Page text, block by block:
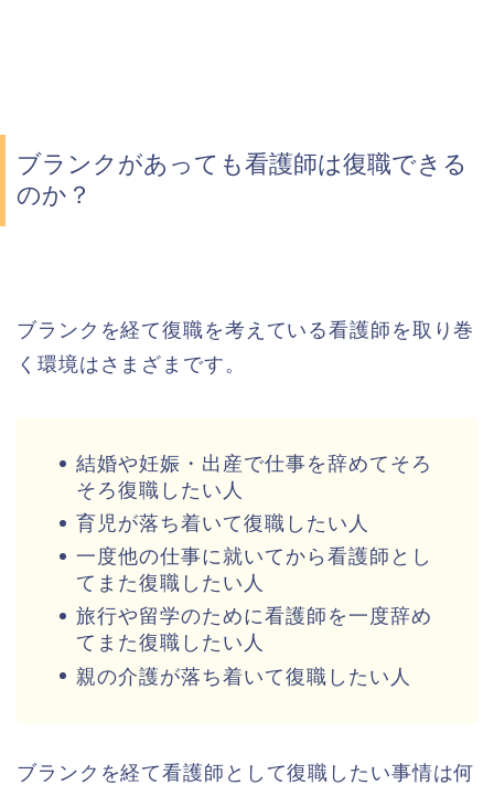
ブランクがあっても看護師は復職できる
のか？
ブランクを経て復職を考えている看護師を取り巻
く環境はさまざまです。
結婚や妊娠・出産で仕事を辞めてそろ
そろ復職したい人
育児が落ち着いて復職したい人
一度他の仕事に就いてから看護師とし
てまた復職したい人
旅行や留学のために看護師を一度辞め
てまた復職したい人
親の介護が落ち着いて復職したい人
ブランクを経て看護師として復職したい事情は何